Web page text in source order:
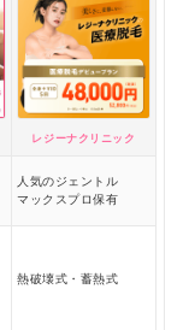
レジーナクリニック
人気のジェントル
マックスプロ保有
熱破壊式・蓄熱式